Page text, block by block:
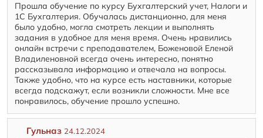
Прошла обучение по курсу Бухгалтерский учет, Налоги и
1С Бухгалтерия. Обучалась дистанционно, для меня
было удобно, могла смотреть лекции и выполнять
задания в удобное для меня время. Очень нравились
онлайн встречи с преподавателем, Боженовой Еленой
Владиленовной всегда очень интересно, понятно
рассказывала информацию и отвечала на вопросы.
Также удобно, что на курсе есть наставники, которые
всегда подскажут, если возникли сложности. Мне все
понравилось, обучение прошло успешно.
Гульназ 24.12.2024